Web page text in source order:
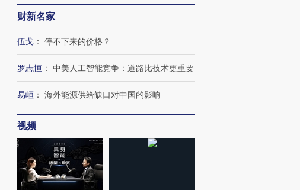
财新名家
伍戈 ： 停不下来的价格？
罗志恒 ： 中美人工智能竞争：道路比技术更重要
易峘 ： 海外能源供给缺口对中国的影响
视频